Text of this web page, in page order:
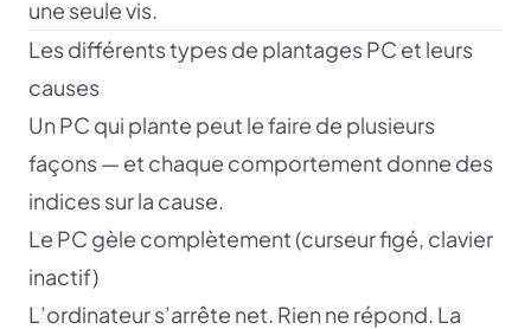
une seule vis.
Les différents types de plantages PC et leurs
causes
Un PC qui plante peut le faire de plusieurs
façons — et chaque comportement donne des
indices sur la cause.
Le PC gèle complètement (curseur figé, clavier
inactif)
L’ordinateur s’arrête net. Rien ne répond. La